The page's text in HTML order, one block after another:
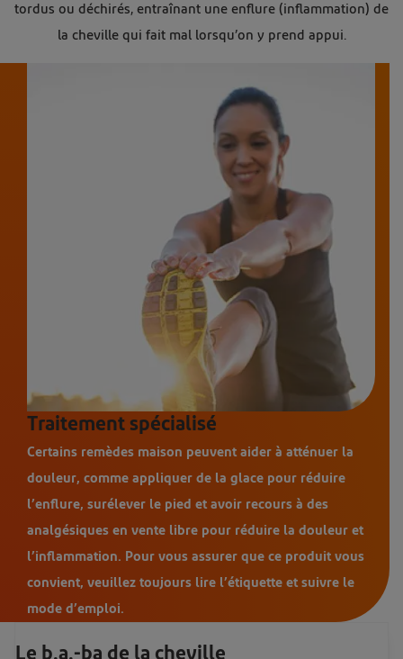
tordus ou déchirés, entraînant une enflure (inflammation) de
la cheville qui fait mal lorsqu’on y prend appui.
Traitement spécialisé
Certains remèdes maison peuvent aider à atténuer la
douleur, comme appliquer de la glace pour réduire
l’enflure, surélever le pied et avoir recours à des
analgésiques en vente libre pour réduire la douleur et
l’inflammation. Pour vous assurer que ce produit vous
convient, veuillez toujours lire l’étiquette et suivre le
mode d’emploi.
Le b.a.-ba de la cheville